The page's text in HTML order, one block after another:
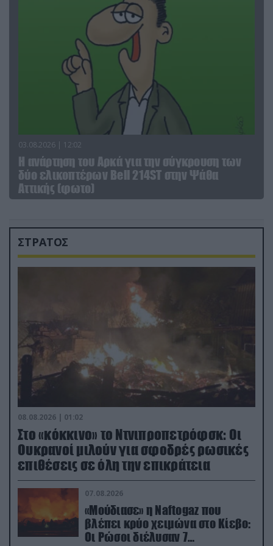
03.08.2026 | 12:02
Η ανάρτηση του Αρκά για την σύγκρουση των
δύο ελικοπτέρων Bell 214ST στην Ψάθα
Αττικής (φωτο)
ΣΤΡΑΤΟΣ
08.08.2026 | 01:02
Στο «κόκκινο» το Ντνιπροπετρόφσκ: Οι
Ουκρανοί μιλούν για σφοδρές ρωσικές
επιθέσεις σε όλη την επικράτεια
07.08.2026
«Μούδιασε» η Naftogaz που
βλέπει κρύο χειμώνα στο Κίεβο:
Οι Ρώσοι διέλυσαν 7